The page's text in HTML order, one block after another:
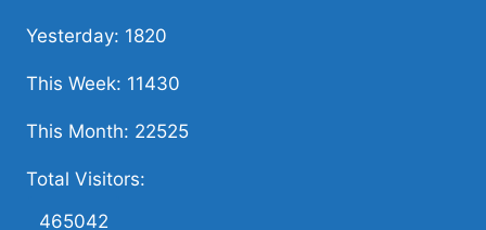
Yesterday: 1820
This Week: 11430
This Month: 22525
Total Visitors:
465042